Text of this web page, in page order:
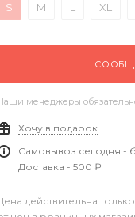
S M L XL
менеджеры
Хочу в подарок
Самовывоз сегодня -
Доставка - 500 ₽
действительна